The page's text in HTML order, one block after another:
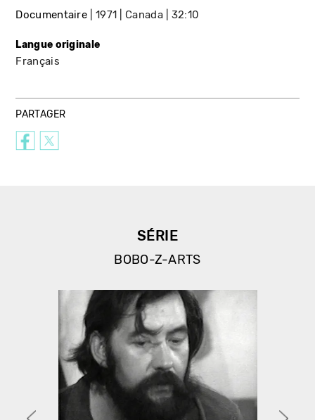
Documentaire 1971 Canada 32:10
Langue originale
Français
PARTAGER
SÉRIE
BOBO-Z-ARTS